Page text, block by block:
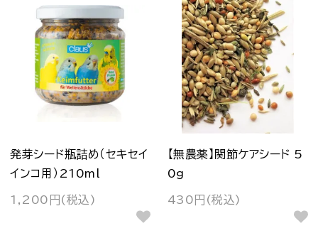
発芽シード瓶詰め（セキセイ
インコ用）210ml
1,200円(税込)
【無農薬】関節ケアシード 5
0g
430円(税込)